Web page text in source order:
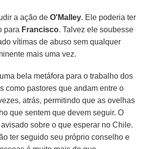
a ação deO'Malley. Ele poderia ter
para Francisco. Talvez ele soubesse
vítimas de abuso sem qualquer
mais uma vez.
bela metáfora para o trabalho dos
como pastores que andam entre o
atrás, permitindo que as ovelhas
que sentem que devem seguir. O
sobre o que esperar no Chile.
ter seguido seu próprio conselho e